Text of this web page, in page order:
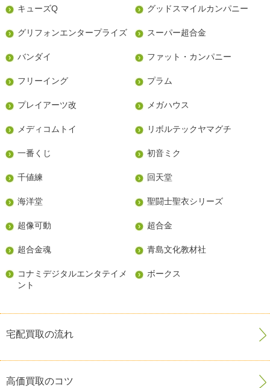
キューズQ グッドスマイルカンパニー
グリフォンエンタープライズ スーパー超合金
バンダイ ファット・カンパニー
フリーイング プラム
プレイアーツ改 メガハウス
メディコムトイ リボルテックヤマグチ
一番くじ 初音ミク
千値練 回天堂
海洋堂 聖闘士聖衣シリーズ
超像可動 超合金
超合金魂 青島文化教材社
コナミデジタルエンタテイメ
ント
ボークス
宅配買取の流れ
高価買取のコツ